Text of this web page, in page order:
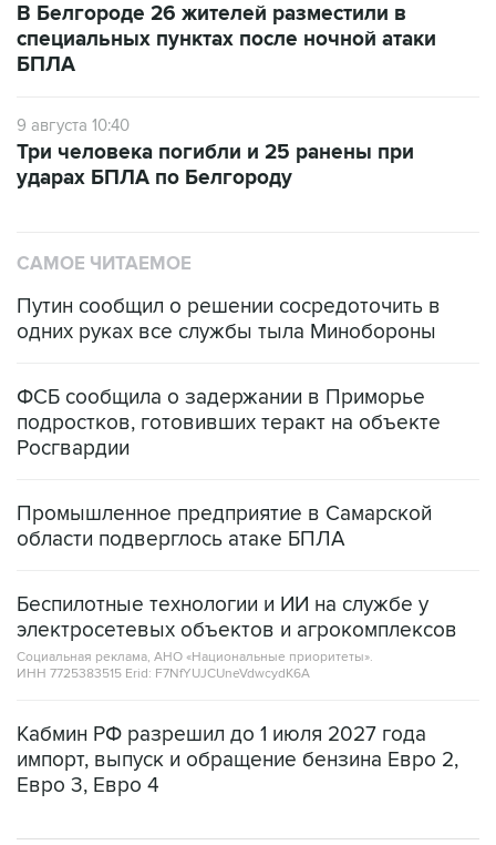
В Белгороде 26 жителей разместили в
специальных пунктах после ночной атаки
БПЛА
9 августа 10:40
Три человека погибли и 25 ранены при
ударах БПЛА по Белгороду
САМОЕ ЧИТАЕМОЕ
Путин сообщил о решении сосредоточить в
одних руках все службы тыла Минобороны
ФСБ сообщила о задержании в Приморье
подростков, готовивших теракт на объекте
Росгвардии
Промышленное предприятие в Самарской
области подверглось атаке БПЛА
Беспилотные технологии и ИИ на службе у
электросетевых объектов и агрокомплексов
Социальная реклама, АНО «Национальные приоритеты».
ИНН 7725383515 Erid: F7NfYUJCUneVdwcydK6A
Кабмин РФ разрешил до 1 июля 2027 года
импорт, выпуск и обращение бензина Евро 2,
Евро 3, Евро 4